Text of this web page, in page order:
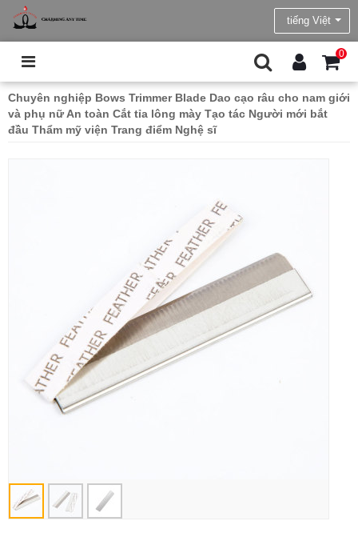
tiếng Việt
0
Chuyên nghiệp Bows Trimmer Blade Dao cạo râu cho nam giới
và phụ nữ An toàn Cắt tỉa lông mày Tạo tác Người mới bắt
đầu Thẩm mỹ viện Trang điểm Nghệ sĩ